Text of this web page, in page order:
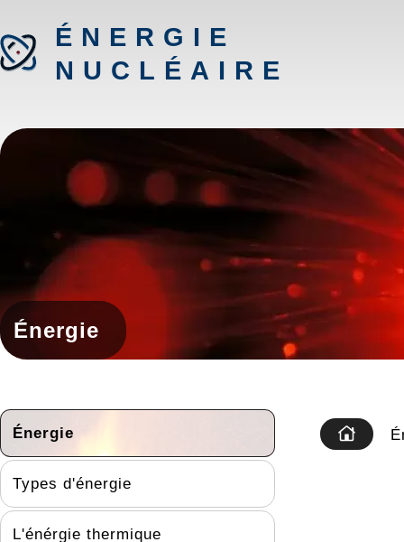
ÉNERGIE
NUCLÉAIRE
Énergie
Énergie
Types d'énergie
L'énérgie thermique